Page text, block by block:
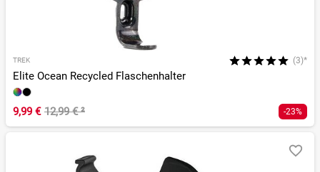
TREK (3)*
Elite Ocean Recycled Flaschenhalter
9,99 € 12,99 €² -23%